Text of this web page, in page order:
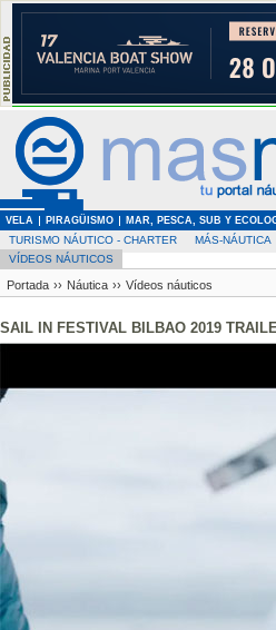
VELA PIRAGÜISMO MAR, PESCA, SUB Y
TURISMO NÁUTICO - CHARTER MÁS-NÁUTICA
VÍDEOS NÁUTICOS
Portada ›› Náutica ›› Vídeos náuticos
SAIL IN FESTIVAL BILBAO 2019